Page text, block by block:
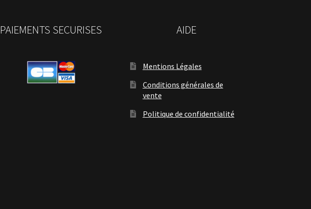
PAIEMENTS SECURISES AIDE
Mentions Légales
Conditions générales de
vente
Politique de confidentialité